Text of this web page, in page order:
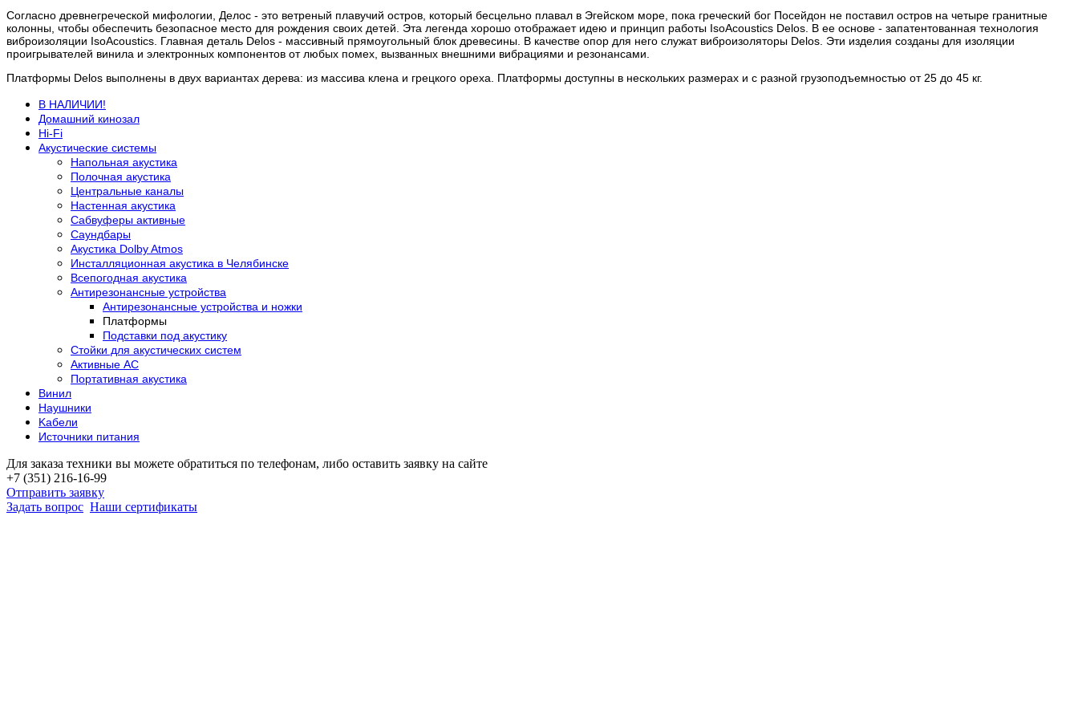
Согласно древнегреческой мифологии, Делос - это ветреный плавучий остров, который бесцельно плавал в Эгейском море, пока греческий бог Посейдон не поставил остров на четыре гранитные
колонны, чтобы обеспечить безопасное место для рождения своих детей. Эта легенда хорошо отображает идею и принцип работы IsoAcoustics Delos. В ее основе - запатентованная технология
виброизоляции IsoAcoustics. Главная деталь Delos - массивный прямоугольный блок древесины. В качестве опор для него служат виброизоляторы Delos. Эти изделия созданы для изоляции
проигрывателей винила и электронных компонентов от любых помех, вызванных внешними вибрациями и резонансами.
Платформы Delos выполнены в двух вариантах дерева: из массива клена и грецкого ореха. Платформы доступны в нескольких размерах и с разной грузоподъемностью от 25 до 45 кг.
В НАЛИЧИИ!
Домашний кинозал
Hi-Fi
Акустические системы
Напольная акустика
Полочная акустика
Центральные каналы
Настенная акустика
Сабвуферы активные
Саундбары
Акустика Dolby Atmos
Инсталляционная акустика в Челябинске
Всепогодная акустика
Антирезонансные устройства
Антирезонансные устройства и ножки
Платформы
Подставки под акустику
Стойки для акустических систем
Активные АС
Портативная акустика
Винил
Наушники
Kабели
Источники питания
Для заказа техники вы можете обратиться по телефонам, либо оставить заявку на сайте
+7 (351) 216-16-99
Отправить заявку
Задать вопрос Наши сертификаты